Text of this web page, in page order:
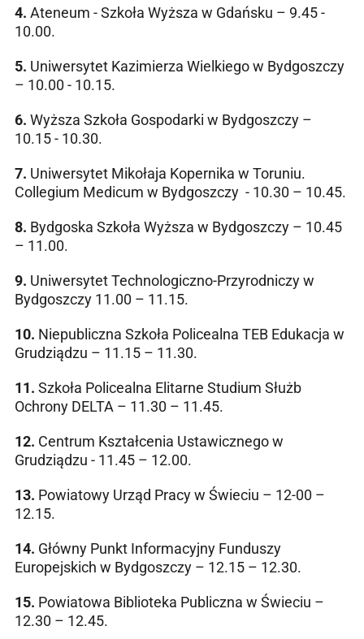
4. Ateneum - Szkoła Wyższa w Gdańsku – 9.45 -
10.00.
5. Uniwersytet Kazimierza Wielkiego w Bydgoszczy
– 10.00 - 10.15.
6. Wyższa Szkoła Gospodarki w Bydgoszczy –
10.15 - 10.30.
7. Uniwersytet Mikołaja Kopernika w Toruniu.
Collegium Medicum w Bydgoszczy - 10.30 – 10.45.
8. Bydgoska Szkoła Wyższa w Bydgoszczy – 10.45
– 11.00.
9. Uniwersytet Technologiczno-Przyrodniczy w
Bydgoszczy 11.00 – 11.15.
10. Niepubliczna Szkoła Policealna TEB Edukacja w
Grudziądzu – 11.15 – 11.30.
11. Szkoła Policealna Elitarne Studium Służb
Ochrony DELTA – 11.30 – 11.45.
12. Centrum Kształcenia Ustawicznego w
Grudziądzu - 11.45 – 12.00.
13. Powiatowy Urząd Pracy w Świeciu – 12-00 –
12.15.
14. Główny Punkt Informacyjny Funduszy
Europejskich w Bydgoszczy – 12.15 – 12.30.
15. Powiatowa Biblioteka Publiczna w Świeciu –
12.30 – 12.45.